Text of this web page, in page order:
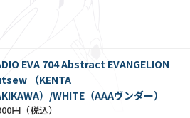
EVA 704 Abstract EVANGELION
（KENTA
）/WHITE（AAAヴンダー）
円